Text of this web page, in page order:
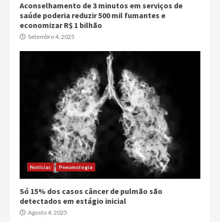
Aconselhamento de 3 minutos em serviços de
saúde poderia reduzir 500 mil fumantes e
economizar R$ 1 bilhão
Setembro 4, 2025
Notícias Pneumologia
Só 15% dos casos câncer de pulmão são
detectados em estágio inicial
Agosto 4, 2025